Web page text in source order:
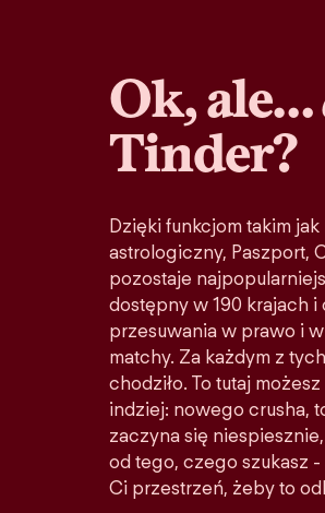
Ok, ale…
Tinder?
Dzięki funkcjom takim
astrologiczny, Paszport,
pozostaje
dostępny w 190 krajach
przesuwania w prawo i
matchy. Za każdym z
chodziło. To tutaj
indziej: nowego crusha,
zaczyna się
od tego, czego szukasz
Ci przestrzeń, żeby to